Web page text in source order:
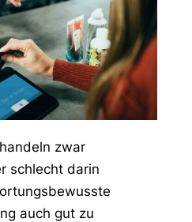
zwar
schlecht darin
auch gut zu